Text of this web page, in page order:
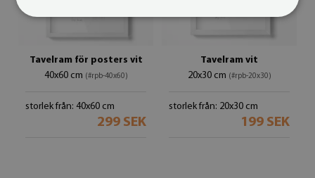
Tavelram för posters vit
40x60 cm (#rpb-40x60)
storlek från: 40x60 cm
299 SEK
Tavelram vit
20x30 cm (#rpb-20x30)
storlek från: 20x30 cm
199 SEK